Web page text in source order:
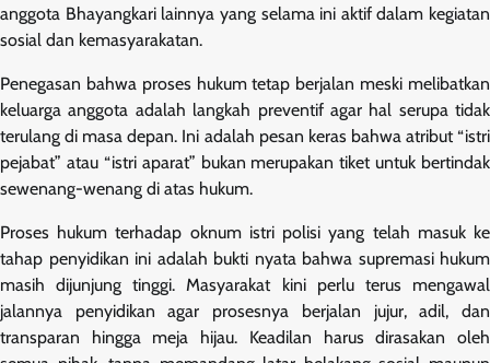
anggota Bhayangkari lainnya yang selama ini aktif dalam kegiatan
sosial dan kemasyarakatan.
Penegasan bahwa proses hukum tetap berjalan meski melibatkan
keluarga anggota adalah langkah preventif agar hal serupa tidak
terulang di masa depan. Ini adalah pesan keras bahwa atribut “istri
pejabat” atau “istri aparat” bukan merupakan tiket untuk bertindak
sewenang-wenang di atas hukum.
Proses hukum terhadap oknum istri polisi yang telah masuk ke
tahap penyidikan ini adalah bukti nyata bahwa supremasi hukum
masih dijunjung tinggi. Masyarakat kini perlu terus mengawal
jalannya penyidikan agar prosesnya berjalan jujur, adil, dan
transparan hingga meja hijau. Keadilan harus dirasakan oleh